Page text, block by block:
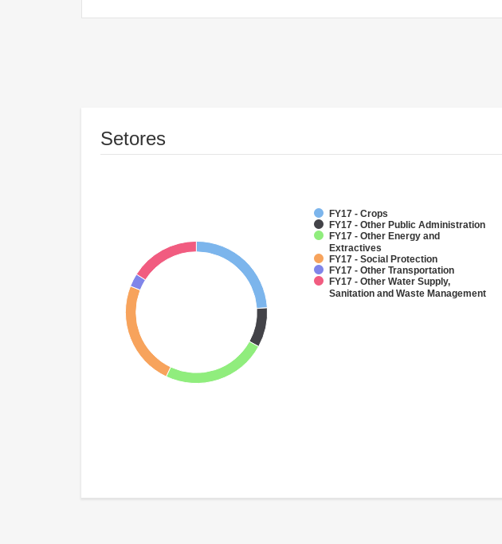
Setores
FY17 - Crops
FY17 - Other Public Administration
FY17 - Other Energy and
Extractives
FY17 - Social Protection
FY17 - Other Transportation
FY17 - Other Water Supply,
Sanitation and Waste Management